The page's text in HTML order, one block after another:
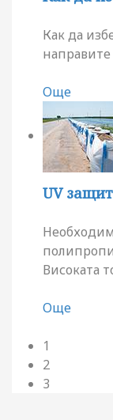
Как да
Още
UV
Високата
Още
1
2
3